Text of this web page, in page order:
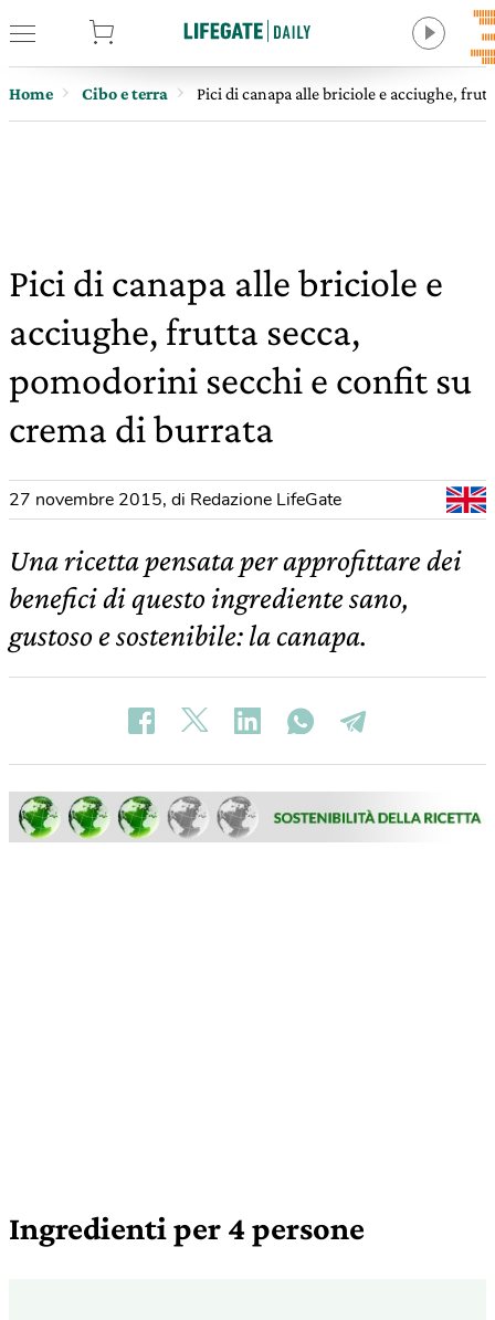
Home Cibo e terra Pici di canapa alle briciole e acciughe,
Pici di canapa alle briciole e
acciughe, frutta secca,
pomodorini secchi e confit su
crema di burrata
27 novembre 2015, di Redazione LifeGate
Una ricetta pensata per approfittare dei
benefici di questo ingrediente sano,
gustoso e sostenibile: la canapa.
Ingredienti per 4 persone